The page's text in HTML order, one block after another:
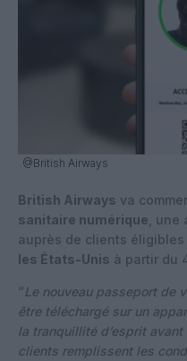
@British Airways
British Airways va
sanitaire numérique ,
auprès de clients
les États-Unis à partir du
“Le nouveau passeport de
être téléchargé sur un
la tranquillité d’esprit
clients remplissent les